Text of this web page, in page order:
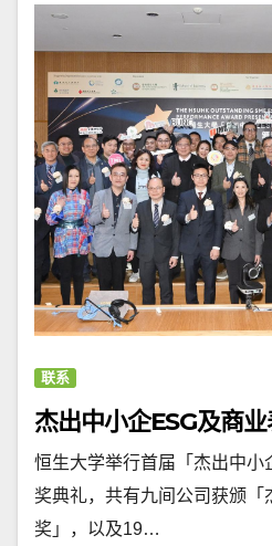
联系
杰出中小企ESG及商
恒生大学举行首届「杰出中小
奖典礼，共有九间公司获颁「
奖」，以及19…